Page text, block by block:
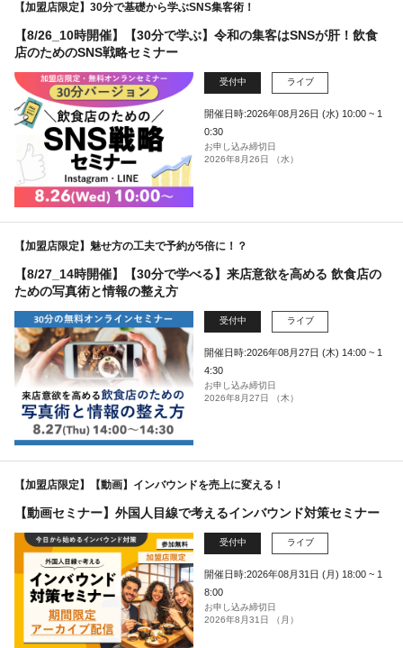
【加盟店限定】30分で基礎から学ぶSNS集客術！
【8/26_10時開催】【30分で学ぶ】令和の集客はSNSが肝！飲食
店のためのSNS戦略セミナー
受付中 ライブ
開催日時:2026年08月26日 (水) 10:00 ~ 1
0:30
お申し込み締切日
2026年8月26日 （水）
【加盟店限定】魅せ方の工夫で予約が5倍に！？
【8/27_14時開催】【30分で学べる】来店意欲を高める 飲食店の
ための写真術と情報の整え方
受付中 ライブ
開催日時:2026年08月27日 (木) 14:00 ~ 1
4:30
お申し込み締切日
2026年8月27日 （木）
【加盟店限定】【動画】インバウンドを売上に変える！
【動画セミナー】外国人目線で考えるインバウンド対策セミナー
受付中 ライブ
開催日時:2026年08月31日 (月) 18:00 ~ 1
8:00
お申し込み締切日
2026年8月31日 （月）